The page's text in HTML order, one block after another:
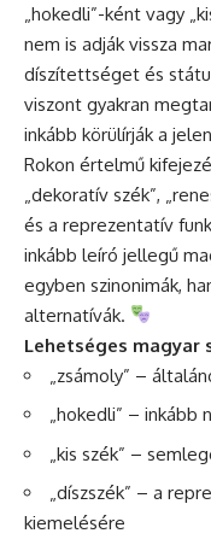
„hokedli”-ként vagy
nem is adják vissza
díszítettséget és
viszont gyakran
inkább körülírják a
Rokon értelmű
„dekoratív szék”,
és a reprezentatív
inkább leíró jellegű
egyben szinonimák,
alternatívák.
Lehetséges magyar
„zsámoly” –
„hokedli” – inkább
„kis szék” –
„díszszék” – a
kiemelésére